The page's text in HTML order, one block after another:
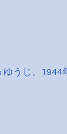
ゆうじ、